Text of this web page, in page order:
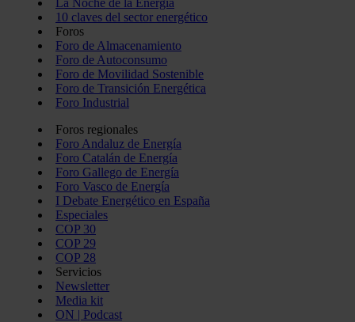
La Noche de la Energía
10 claves del sector energético
Foros
Foro de Almacenamiento
Foro de Autoconsumo
Foro de Movilidad Sostenible
Foro de Transición Energética
Foro Industrial
Foros regionales
Foro Andaluz de Energía
Foro Catalán de Energía
Foro Gallego de Energía
Foro Vasco de Energía
I Debate Energético en España
Especiales
COP 30
COP 29
COP 28
Servicios
Newsletter
Media kit
ON | Podcast